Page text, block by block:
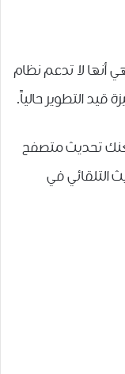
ﺃﻧﻬﺎ ﻻ ﺗﺪﻋﻢ ﻧﻈﺎﻡ
ﺗﺤﺪﻳﺚ ﻣﺘﺼﻔﺢ
ﺍﻟﺘﻠﻘﺎﺋﻲ ﻓﻲ